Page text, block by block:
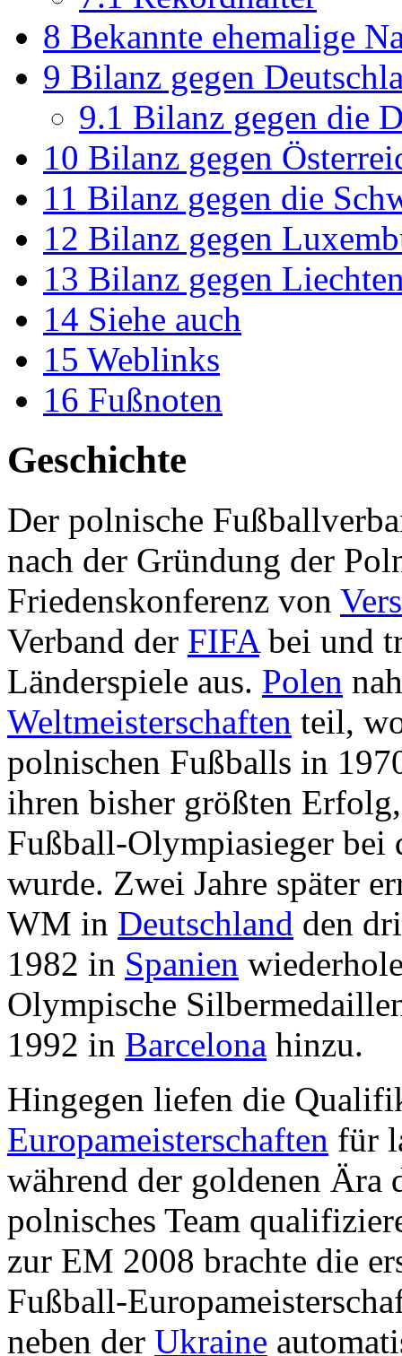
8 Bekannte ehemalige
9 Bilanz gegen
9.1 Bilanz gegen die
10 Bilanz gegen
11 Bilanz gegen die
12 Bilanz gegen
13 Bilanz gegen
14 Siehe auch
15 Weblinks
16 Fußnoten
Geschichte
Der polnische
nach der Gründung der
Friedenskonferenz von
Verband der FIFA bei und
Länderspiele aus. Polen
Weltmeisterschaften teil,
polnischen Fußballs in
ihren bisher größten
Fußball-Olympiasieger bei
wurde. Zwei Jahre später
WM in Deutschland den
1982 in Spanien
Olympische
1992 in Barcelona hinzu.
Hingegen liefen die
Europameisterschaften für
während der goldenen Ära
polnisches Team
zur EM 2008 brachte die
Fußball-
neben der Ukraine